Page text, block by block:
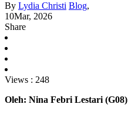
By Lydia Christi Blog,
10Mar, 2026
Share
Views : 248
Oleh: Nina Febri Lestari (G08)